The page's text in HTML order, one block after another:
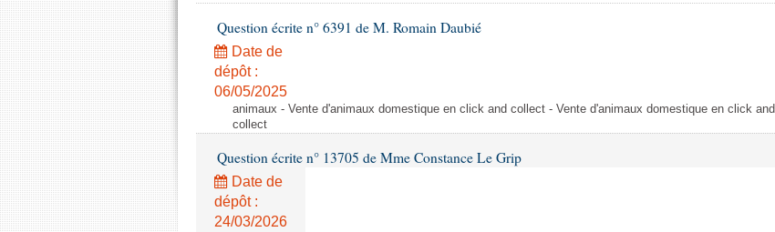
Question écrite n° 6391 de M. Romain Daubié
Date de
dépôt :
06/05/2025
animaux - Vente d'animaux domestique en click and collect - Vente d'animaux domestique en click and
collect
Question écrite n° 13705 de Mme Constance Le Grip
Date de
dépôt :
24/03/2026